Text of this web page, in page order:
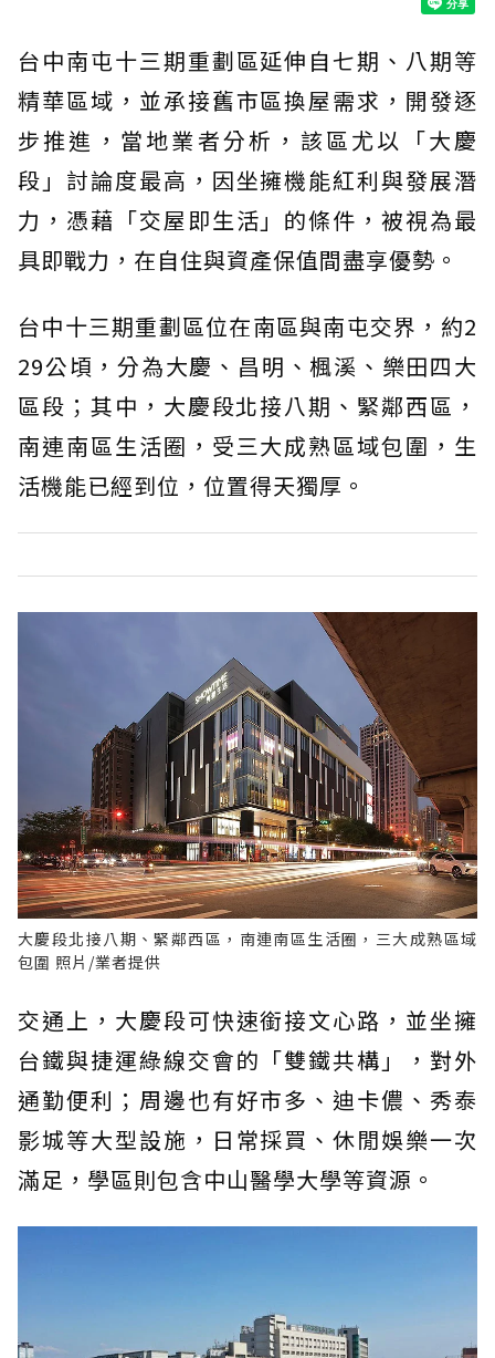
台中南屯十三期重劃區延伸自七期、八期等
精華區域，並承接舊市區換屋需求，開發逐
步推進，當地業者分析，該區尤以「大慶
段」討論度最高，因坐擁機能紅利與發展潛
力，憑藉「交屋即生活」的條件，被視為最
具即戰力，在自住與資產保值間盡享優勢。
台中十三期重劃區位在南區與南屯交界，約2
29公頃，分為大慶、昌明、楓溪、樂田四大
區段；其中，大慶段北接八期、緊鄰西區，
南連南區生活圈，受三大成熟區域包圍，生
活機能已經到位，位置得天獨厚。
大慶段北接八期、緊鄰西區，南連南區生活圈，三大成熟區域
包圍 照片/業者提供
交通上，大慶段可快速銜接文心路，並坐擁
台鐵與捷運綠線交會的「雙鐵共構」，對外
通勤便利；周邊也有好市多、迪卡儂、秀泰
影城等大型設施，日常採買、休閒娛樂一次
滿足，學區則包含中山醫學大學等資源。